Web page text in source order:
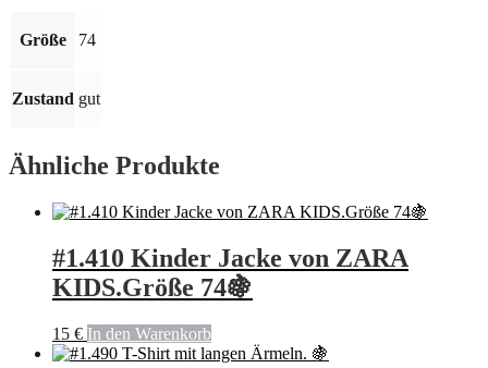
Größe 74
Zustand gut
Ähnliche Produkte
#1.410 Kinder Jacke von ZARA
KIDS.Größe 74🍇
15 € In den Warenkorb